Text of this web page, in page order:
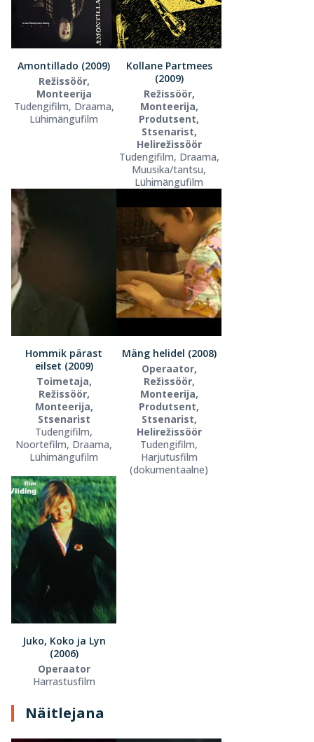
Amontillado (2009)
Režissöör,
Monteerija
Tudengifilm, Draama,
Lühimängufilm
Kollane Partmees
(2009)
Režissöör,
Monteerija,
Produtsent,
Stsenarist,
Helirežissöör
Tudengifilm, Draama,
Muusika/tantsu,
Lühimängufilm
Hommik pärast
eilset (2009)
Toimetaja,
Režissöör,
Monteerija,
Stsenarist
Tudengifilm,
Noortefilm, Draama,
Lühimängufilm
Mäng helidel (2008)
Operaator,
Režissöör,
Monteerija,
Produtsent,
Stsenarist,
Helirežissöör
Tudengifilm,
Harjutusfilm
(dokumentaalne)
Juko, Koko ja Lyn
(2006)
Operaator
Harrastusfilm
Näitlejana